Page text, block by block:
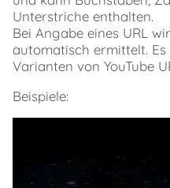
Unterstriche enthalten.
Bei Angabe eines URL
automatisch ermittelt.
Varianten von YouTube
Beispiele: